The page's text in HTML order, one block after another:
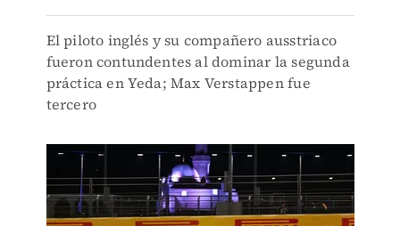
El piloto inglés y su compañero ausstriaco
fueron contundentes al dominar la segunda
práctica en Yeda; Max Verstappen fue
tercero